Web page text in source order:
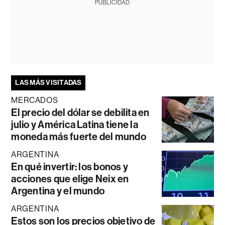
PUBLICIDAD
LAS MÁS VISITADAS
MERCADOS
El precio del dólar se debilita en
julio y América Latina tiene la
moneda más fuerte del mundo
ARGENTINA
En qué invertir: los bonos y
acciones que elige Neix en
Argentina y el mundo
ARGENTINA
Estos son los precios objetivo de